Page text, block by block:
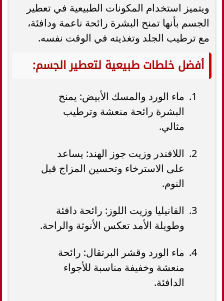
ويتميز استخدام المكونات الطبيعية في تعطير
الجسم بأنها تمنح البشرة رائحة ناعمة ودافئة،
مع ترطيب الجلد وتغذيته في الوقت نفسه.
أفضل خلطات طبيعية لتعطير الجسم:
ماء الورد والمسك الأبيض: يمنح
البشرة رائحة منعشة وترطيب
مثالي.
اللافندر وزيت جوز الهند: يساعد
على الاسترخاء وتحسين المزاج قبل
النوم.
الفانيليا وزيت اللوز: رائحة دافئة
وطويلة الأمد تعكس الأنوثة والراحة.
ماء الورد وقشر البرتقال: رائحة
منعشة وخفيفة مناسبة للأجواء
الدافئة.